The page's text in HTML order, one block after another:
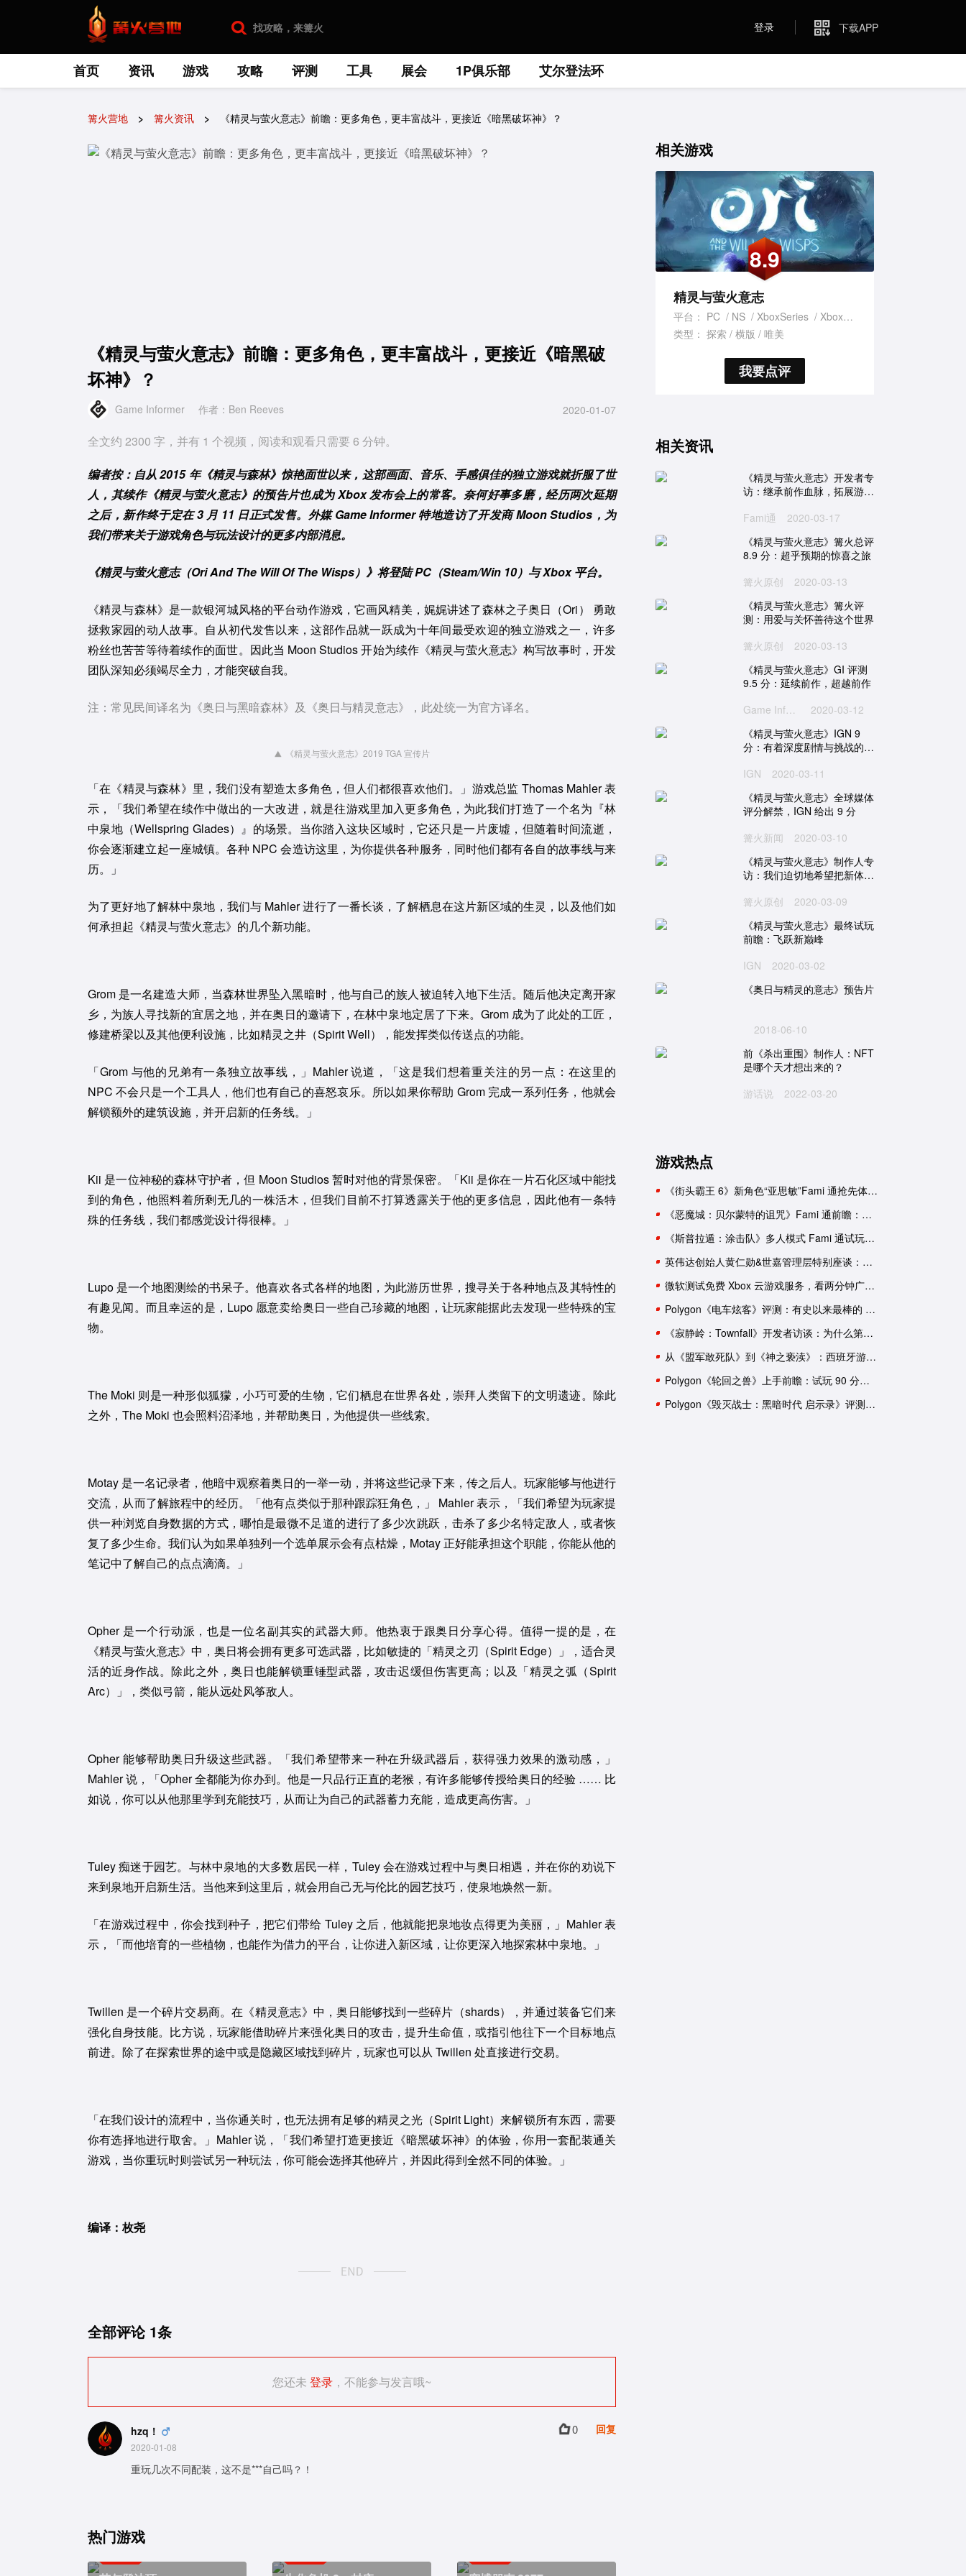
登录 下载APP
首页 资讯 游戏 攻略 评测 工具 展会 1P俱乐部 艾尔登法环
篝火营地 篝火资讯 《精灵与萤火意志》前瞻：更多角色，更丰富战斗，更接近《暗黑破坏神》？
《精灵与萤火意志》前瞻：更多角色，更丰富战斗，更接近《暗黑破
坏神》？
Game Informer 作者：Ben Reeves 2020-01-07
全文约 2300 字，并有 1 个视频，阅读和观看只需要 6 分钟。
编者按：自从 2015 年《精灵与森林》惊艳面世以来，这部画面、音乐、手感俱佳的独立游戏就折服了世
人，其续作《精灵与萤火意志》的预告片也成为 Xbox 发布会上的常客。奈何好事多磨，经历两次延期
之后，新作终于定在 3 月 11 日正式发售。外媒 Game Informer 特地造访了开发商 Moon Studios，为
我们带来关于游戏角色与玩法设计的更多内部消息。
《精灵与萤火意志（Ori And The Will Of The Wisps）》将登陆 PC（Steam/Win 10）与 Xbox 平台。
《精灵与森林》是一款银河城风格的平台动作游戏，它画风精美，娓娓讲述了森林之子奥日（Ori） 勇敢
拯救家园的动人故事。自从初代发售以来，这部作品就一跃成为十年间最受欢迎的独立游戏之一，许多
粉丝也苦苦等待着续作的面世。因此当 Moon Studios 开始为续作《精灵与萤火意志》构写故事时，开发
团队深知必须竭尽全力，才能突破自我。
注：常见民间译名为《奥日与黑暗森林》及《奥日与精灵意志》，此处统一为官方译名。
《精灵与萤火意志》2019 TGA 宣传片
「在《精灵与森林》里，我们没有塑造太多角色，但人们都很喜欢他们。」游戏总监 Thomas Mahler 表
示，「我们希望在续作中做出的一大改进，就是往游戏里加入更多角色，为此我们打造了一个名为『林
中泉地（Wellspring Glades）』的场景。当你踏入这块区域时，它还只是一片废墟，但随着时间流逝，
你会逐渐建立起一座城镇。各种 NPC 会造访这里，为你提供各种服务，同时他们都有各自的故事线与来
历。」
为了更好地了解林中泉地，我们与 Mahler 进行了一番长谈，了解栖息在这片新区域的生灵，以及他们如
何承担起《精灵与萤火意志》的几个新功能。
Grom 是一名建造大师，当森林世界坠入黑暗时，他与自己的族人被迫转入地下生活。随后他决定离开家
乡，为族人寻找新的宜居之地，并在奥日的邀请下，在林中泉地定居了下来。Grom 成为了此处的工匠，
修建桥梁以及其他便利设施，比如精灵之井（Spirit Well），能发挥类似传送点的功能。
「Grom 与他的兄弟有一条独立故事线，」Mahler 说道，「这是我们想着重关注的另一点：在这里的
NPC 不会只是一个工具人，他们也有自己的喜怒哀乐。所以如果你帮助 Grom 完成一系列任务，他就会
解锁额外的建筑设施，并开启新的任务线。」
Kii 是一位神秘的森林守护者，但 Moon Studios 暂时对他的背景保密。「Kii 是你在一片石化区域中能找
到的角色，他照料着所剩无几的一株活木，但我们目前不打算透露关于他的更多信息，因此他有一条特
殊的任务线，我们都感觉设计得很棒。」
Lupo 是一个地图测绘的书呆子。他喜欢各式各样的地图，为此游历世界，搜寻关于各种地点及其特性的
有趣见闻。而且幸运的是，Lupo 愿意卖给奥日一些自己珍藏的地图，让玩家能据此去发现一些特殊的宝
物。
The Moki 则是一种形似狐獴，小巧可爱的生物，它们栖息在世界各处，崇拜人类留下的文明遗迹。除此
之外，The Moki 也会照料沼泽地，并帮助奥日，为他提供一些线索。
Motay 是一名记录者，他暗中观察着奥日的一举一动，并将这些记录下来，传之后人。玩家能够与他进行
交流，从而了解旅程中的经历。「他有点类似于那种跟踪狂角色，」 Mahler 表示，「我们希望为玩家提
供一种浏览自身数据的方式，哪怕是最微不足道的进行了多少次跳跃，击杀了多少名特定敌人，或者恢
复了多少生命。我们认为如果单独列一个选单展示会有点枯燥，Motay 正好能承担这个职能，你能从他的
笔记中了解自己的点点滴滴。」
Opher 是一个行动派，也是一位名副其实的武器大师。他热衷于跟奥日分享心得。值得一提的是，在
《精灵与萤火意志》中，奥日将会拥有更多可选武器，比如敏捷的「精灵之刃（Spirit Edge）」，适合灵
活的近身作战。除此之外，奥日也能解锁重锤型武器，攻击迟缓但伤害更高；以及「精灵之弧（Spirit
Arc）」，类似弓箭，能从远处风筝敌人。
Opher 能够帮助奥日升级这些武器。「我们希望带来一种在升级武器后，获得强力效果的激动感，」
Mahler 说，「Opher 全都能为你办到。他是一只品行正直的老猴，有许多能够传授给奥日的经验 …… 比
如说，你可以从他那里学到充能技巧，从而让为自己的武器蓄力充能，造成更高伤害。」
Tuley 痴迷于园艺。与林中泉地的大多数居民一样，Tuley 会在游戏过程中与奥日相遇，并在你的劝说下
来到泉地开启新生活。当他来到这里后，就会用自己无与伦比的园艺技巧，使泉地焕然一新。
「在游戏过程中，你会找到种子，把它们带给 Tuley 之后，他就能把泉地妆点得更为美丽，」Mahler 表
示，「而他培育的一些植物，也能作为借力的平台，让你进入新区域，让你更深入地探索林中泉地。」
Twillen 是一个碎片交易商。在《精灵意志》中，奥日能够找到一些碎片（shards），并通过装备它们来
强化自身技能。比方说，玩家能借助碎片来强化奥日的攻击，提升生命值，或指引他往下一个目标地点
前进。除了在探索世界的途中或是隐藏区域找到碎片，玩家也可以从 Twillen 处直接进行交易。
「在我们设计的流程中，当你通关时，也无法拥有足够的精灵之光（Spirit Light）来解锁所有东西，需要
你有选择地进行取舍。」Mahler 说，「我们希望打造更接近《暗黑破坏神》的体验，你用一套配装通关
游戏，当你重玩时则尝试另一种玩法，你可能会选择其他碎片，并因此得到全然不同的体验。」
编译：枚尧
全部评论 1条
您还未 登录 ，不能参与发言哦~
hzq！
2020-01-08
0 回复
重玩几次不同配装，这不是***自己吗？！
热门游戏
相关资讯
《精灵与萤火意志》开发者专
访：继承前作血脉，拓展游戏
Fami通
2020-03-17
《精灵与萤火意志》篝火总评
8.9 分：超乎预期的惊喜之旅
篝火原创
2020-03-13
《精灵与萤火意志》篝火评
测：用爱与关怀善待这个世界
篝火原创
2020-03-13
《精灵与萤火意志》GI 评测
9.5 分：延续前作，超越前作
2020-03-12
《精灵与萤火意志》IGN 9
分：有着深度剧情与挑战的卓
IGN
2020-03-11
《精灵与萤火意志》全球媒体
评分解禁，IGN 给出 9 分
篝火新闻
2020-03-10
《精灵与萤火意志》制作人专
访：我们迫切地希望把新体验
篝火原创
2020-03-09
《精灵与萤火意志》最终试玩
前瞻：飞跃新巅峰
IGN
2020-03-02
《奥日与精灵的意志》预告片
2018-06-10
前《杀出重围》制作人：NFT
是哪个天才想出来的？
游话说
2022-03-20
相关游戏
8.9
精灵与萤火意志
平台： PC NS XboxSeries
XboxOne
类型： 探索 横版 唯美
我要点评
游戏热点
《街头霸王 6》新角色“亚思敏”Fami 通抢先体验报告
《恶魔城：贝尔蒙特的诅咒》Fami 通前瞻：要素杂糅的新生《恶魔城》
《斯普拉遁：涂击队》多人模式 Fami 通试玩：与好友并肩推进故事
英伟达创始人黄仁勋&世嘉管理层特别座谈：一次改变命运的邂逅
微软测试免费 Xbox 云游戏服务，看两分钟广告可用一小时
Polygon《电车炫客》评测：有史以来最棒的 3D 索尼克游戏！
《寂静岭：Townfall》开发者访谈：为什么第一人称比第三人称恐怖
从《盟军敢死队》到《神之亵渎》：西班牙游戏工作室盘点
Polygon《轮回之兽》上手前瞻：试玩 90 分钟后，我依然有一肚子疑惑
Polygon《毁灭战士：黑暗时代 启示录》评测：轰轰烈烈的谢幕演出？